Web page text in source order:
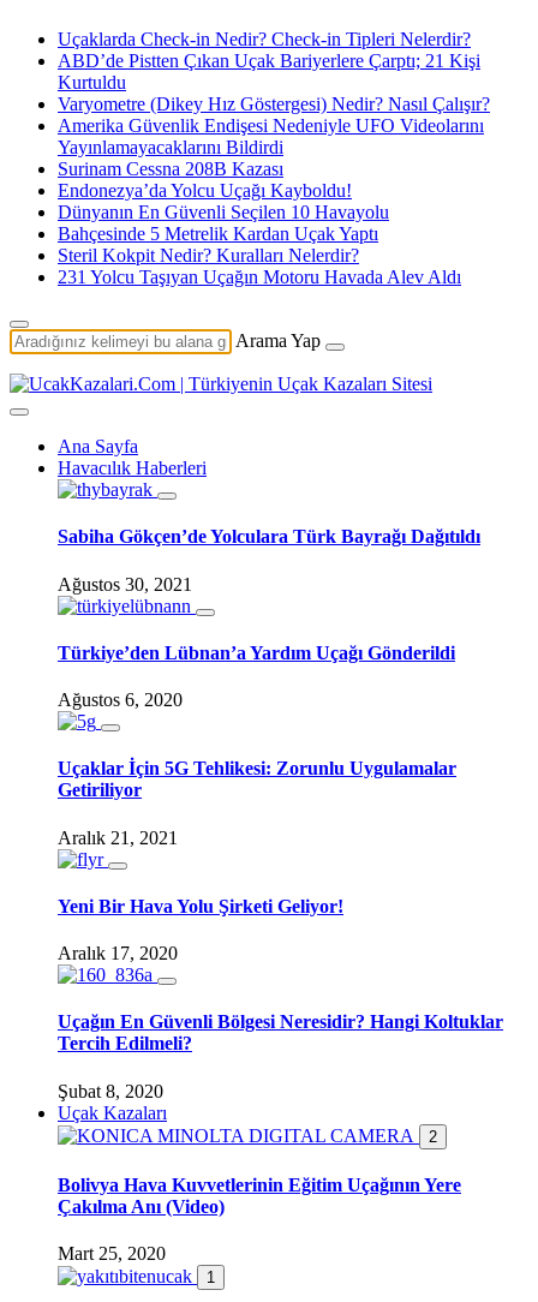
Uçaklarda Check-in Nedir? Check-in Tipleri Nelerdir?
ABD’de Pistten Çıkan Uçak Bariyerlere Çarptı; 21 Kişi
Kurtuldu
Varyometre (Dikey Hız Göstergesi) Nedir? Nasıl Çalışır?
Amerika Güvenlik Endişesi Nedeniyle UFO Videolarını
Yayınlamayacaklarını Bildirdi
Surinam Cessna 208B Kazası
Endonezya’da Yolcu Uçağı Kayboldu!
Dünyanın En Güvenli Seçilen 10 Havayolu
Bahçesinde 5 Metrelik Kardan Uçak Yaptı
Steril Kokpit Nedir? Kuralları Nelerdir?
231 Yolcu Taşıyan Uçağın Motoru Havada Alev Aldı
Arama Yap
Ana Sayfa
Havacılık Haberleri
Sabiha Gökçen’de Yolculara Türk Bayrağı Dağıtıldı
Ağustos 30, 2021
Türkiye’den Lübnan’a Yardım Uçağı Gönderildi
Ağustos 6, 2020
Uçaklar İçin 5G Tehlikesi: Zorunlu Uygulamalar
Getiriliyor
Aralık 21, 2021
Yeni Bir Hava Yolu Şirketi Geliyor!
Aralık 17, 2020
Uçağın En Güvenli Bölgesi Neresidir? Hangi Koltuklar
Tercih Edilmeli?
Şubat 8, 2020
Uçak Kazaları
2
Bolivya Hava Kuvvetlerinin Eğitim Uçağının Yere
Çakılma Anı (Video)
Mart 25, 2020
1